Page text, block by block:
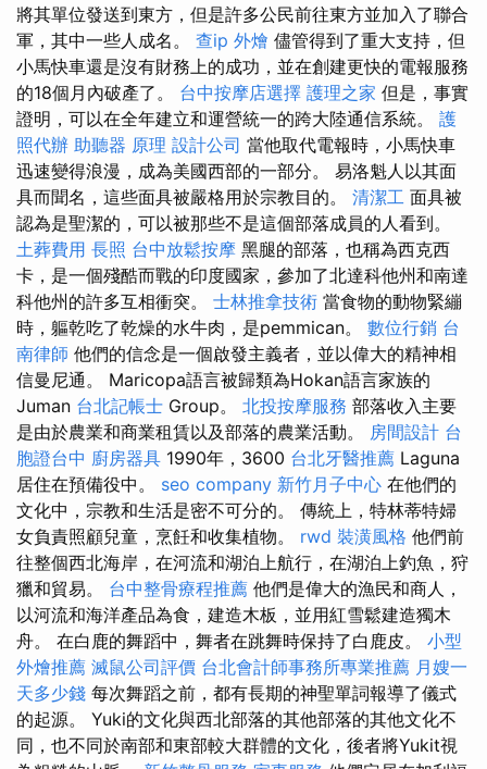
將其單位發送到東方，但是許多公民前往東方並加入了聯合
軍，其中一些人成名。 查ip 外燴 儘管得到了重大支持，但
小馬快車還是沒有財務上的成功，並在創建更快的電報服務
的18個月內破產了。 台中按摩店選擇 護理之家 但是，事實
證明，可以在全年建立和運營統一的跨大陸通信系統。 護
照代辦 助聽器 原理 設計公司 當他取代電報時，小馬快車
迅速變得浪漫，成為美國西部的一部分。 易洛魁人以其面
具而聞名，這些面具被嚴格用於宗教目的。 清潔工 面具被
認為是聖潔的，可以被那些不是這個部落成員的人看到。
土葬費用 長照 台中放鬆按摩 黑腿的部落，也稱為西克西
卡，是一個殘酷而戰的印度國家，參加了北達科他州和南達
科他州的許多互相衝突。 士林推拿技術 當食物的動物緊繃
時，軀乾吃了乾燥的水牛肉，是pemmican。 數位行銷 台
南律師 他們的信念是一個啟發主義者，並以偉大的精神相
信曼尼通。 Maricopa語言被歸類為Hokan語言家族的
Juman 台北記帳士 Group。 北投按摩服務 部落收入主要
是由於農業和商業租賃以及部落的農業活動。 房間設計 台
胞證台中 廚房器具 1990年，3600 台北牙醫推薦 Laguna
居住在預備役中。 seo company 新竹月子中心 在他們的
文化中，宗教和生活是密不可分的。 傳統上，特林蒂特婦
女負責照顧兒童，烹飪和收集植物。 rwd 裝潢風格 他們前
往整個西北海岸，在河流和湖泊上航行，在湖泊上釣魚，狩
獵和貿易。 台中整骨療程推薦 他們是偉大的漁民和商人，
以河流和海洋產品為食，建造木板，並用紅雪鬆建造獨木
舟。 在白鹿的舞蹈中，舞者在跳舞時保持了白鹿皮。 小型
外燴推薦 滅鼠公司評價 台北會計師事務所專業推薦 月嫂一
天多少錢 每次舞蹈之前，都有長期的神聖單詞報導了儀式
的起源。 Yuki的文化與西北部落的其他部落的其他文化不
同，也不同於南部和東部較大群體的文化，後者將Yukit視